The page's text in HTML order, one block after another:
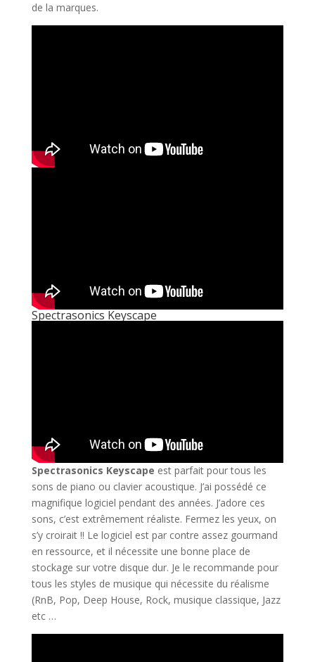
de la marques.
Spectrasonics Keyscape
Spectrasonics Keyscape est parfait pour tous les
sons de piano ou clavier acoustique. J’ai possédé ce
magnifique logiciel pendant des années. J’adore ces
sons, c’est extrêmement réaliste. Fermez les yeux, on
s’y croirait !! Le logiciel est par contre assez gourmand
en ressource, et il nécessite une bonne place de
stockage sur votre disque dur. Je le recommande pour
tous les styles de musique qui nécessite du réalisme
(RnB, Pop, Deep House, Rock, musique classique, Jazz
etc …